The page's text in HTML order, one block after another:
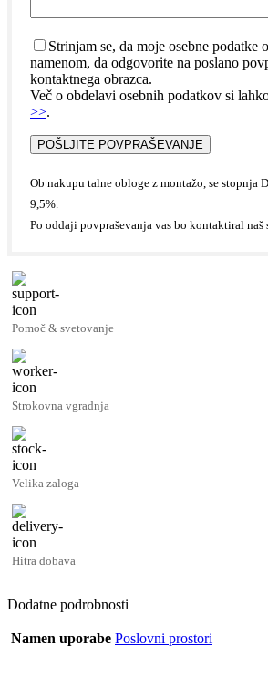
Strinjam se, da moje osebne podatke
namenom, da odgovorite na poslano
kontaktnega obrazca.
Več o obdelavi osebnih podatkov si
>>.
Ob nakupu talne obloge z montažo, se stopnja
9,5%.
Po oddaji povpraševanja vas bo kontaktiral naš
Pomoč & svetovanje
Strokovna vgradnja
Velika zaloga
Hitra dobava
Dodatne podrobnosti
Namen uporabe Poslovni prostori